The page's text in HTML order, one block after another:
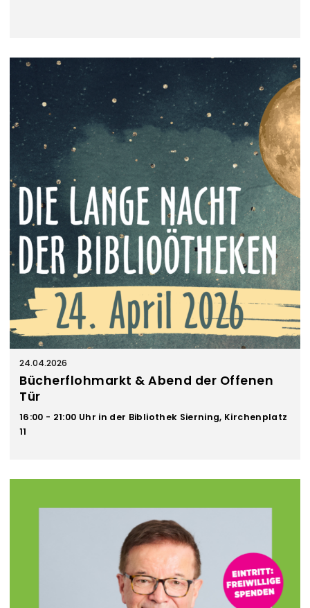
"Wenn du es heimlich machen willst, musst du die
Schafe töten"
24.04.2026
Bücherflohmarkt & Abend der Offenen
Tür
16:00 - 21:00 Uhr in der Bibliothek Sierning, Kirchenplatz
11